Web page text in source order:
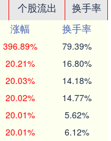
个股流出
换手率
涨幅
换手率
396.89% 79.39%
20.21% 16.80%
20.03% 14.18%
20.02% 14.77%
20.01% 5.62%
20.01% 6.12%